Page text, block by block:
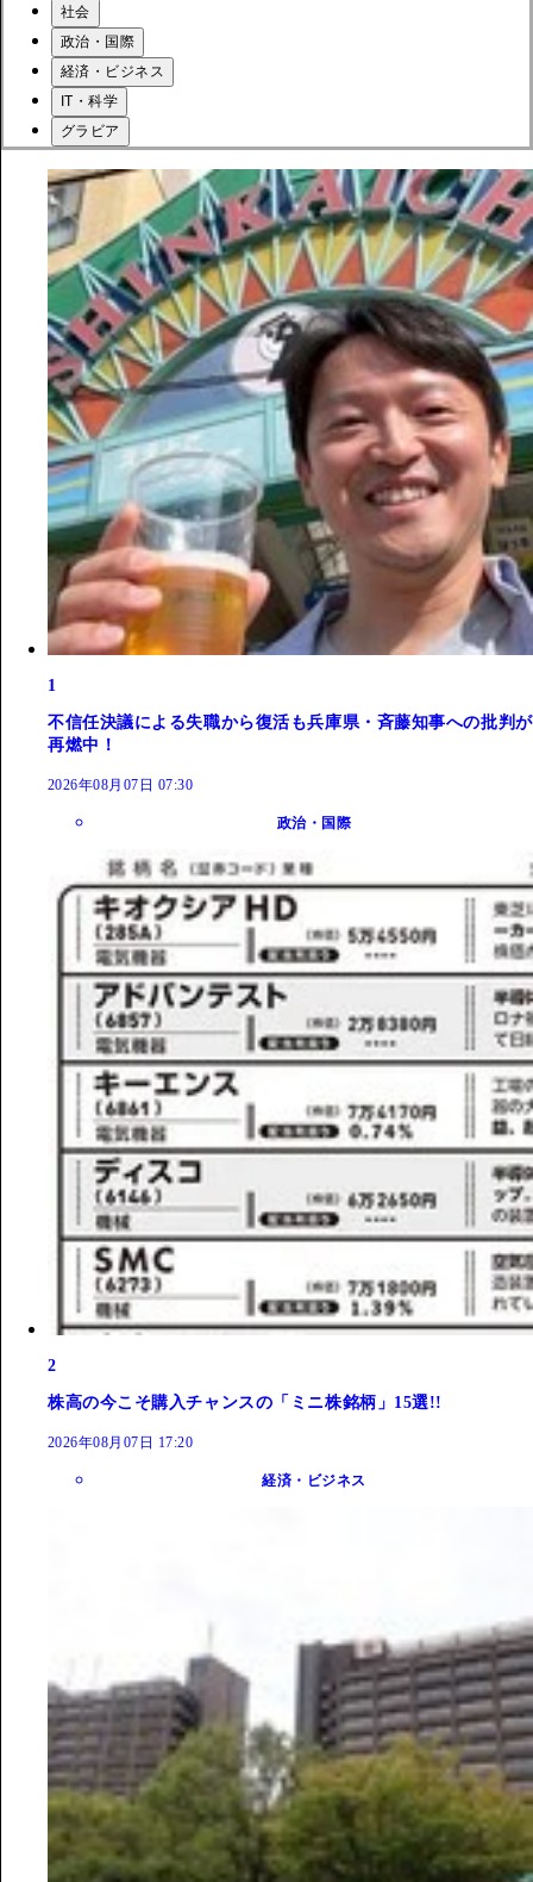
社会
政治・国際
経済・ビジネス
IT・科学
グラビア
1
不信任決議による失職から復活も兵庫県・斉藤知事への批判が
再燃中！
2026年08月07日 07:30
政治・国際
2
株高の今こそ購入チャンスの「ミニ株銘柄」15選!!
2026年08月07日 17:20
経済・ビジネス